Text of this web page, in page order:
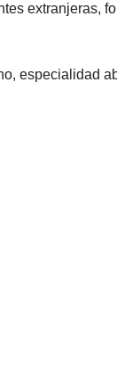
extranjeras,
especialidad